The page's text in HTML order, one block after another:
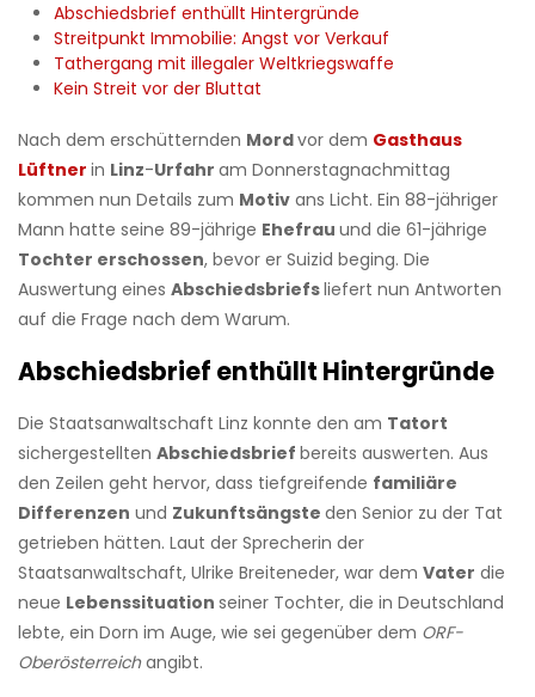
Abschiedsbrief enthüllt Hintergründe
Streitpunkt Immobilie: Angst vor Verkauf
Tathergang mit illegaler Weltkriegswaffe
Kein Streit vor der Bluttat
Nach dem erschütternden Mordvor dem Gasthaus
Lüftner in Linz-Urfahr am Donnerstagnachmittag
kommen nun Details zum Motiv ans Licht. Ein 88-jähriger
Mann hatte seine 89-jährige Ehefrau und die 61-jährige
Tochter erschossen, bevor er Suizid beging. Die
Auswertung eines Abschiedsbriefsliefert nun Antworten
auf die Frage nach dem Warum.
Abschiedsbrief enthüllt Hintergründe
Die Staatsanwaltschaft Linz konnte den am Tatort
sichergestellten Abschiedsbrief bereits auswerten. Aus
den Zeilen geht hervor, dass tiefgreifende familiäre
Differenzen und Zukunftsängste den Senior zu der Tat
getrieben hätten. Laut der Sprecherin der
Staatsanwaltschaft, Ulrike Breiteneder, war dem Vater die
neue Lebenssituation seiner Tochter, die in Deutschland
lebte, ein Dorn im Auge, wie sei gegenüber dem ORF-
Oberösterreichangibt.